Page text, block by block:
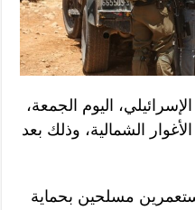
اليوم الجمعة،
الشمالية، وذلك بعد
مسلحين بحماية